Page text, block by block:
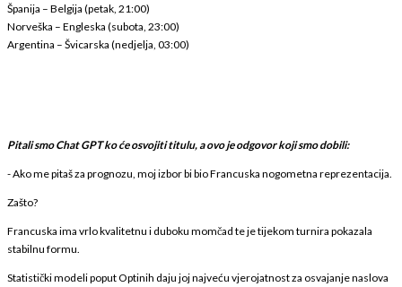
Španija – Belgija (petak, 21:00)
Norveška – Engleska (subota, 23:00)
Argentina – Švicarska (nedjelja, 03:00)
Pitali smo Chat GPT ko će osvojiti titulu, a ovo je odgovor koji smo dobili:
- Ako me pitaš za prognozu, moj izbor bi bio Francuska nogometna reprezentacija.
Zašto?
Francuska ima vrlo kvalitetnu i duboku momčad te je tijekom turnira pokazala
stabilnu formu.
Statistički modeli poput Optinih daju joj najveću vjerojatnost za osvajanje naslova